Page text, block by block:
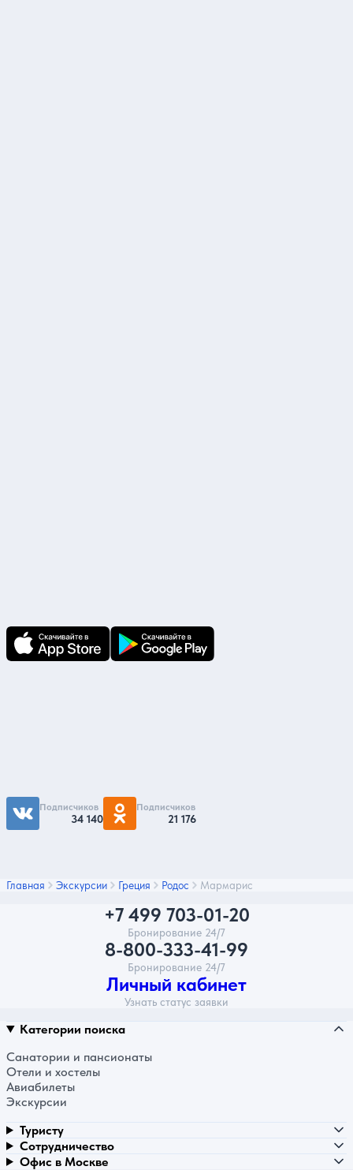
Подписчиков
34 140
Подписчиков
21 176
Главная Экскурсии Греция Родос Мармарис
+7 499 703-01-20
Бронирование 24/7
8-800-333-41-99
Бронирование 24/7
Личный кабинет
Узнать статус заявки
Категории поиска
Санатории и пансионаты
Отели и хостелы
Авиабилеты
Экскурсии
Туристу
Сотрудничество
Офис в Москве